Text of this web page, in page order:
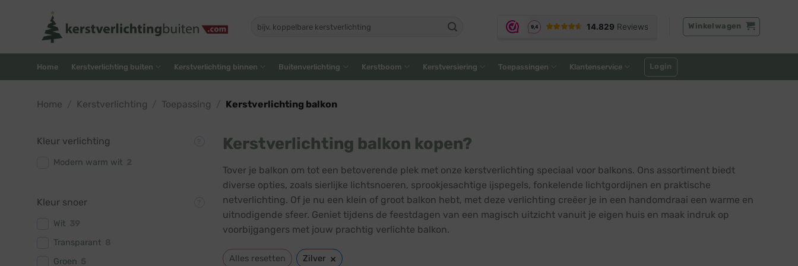
naar:
Winkelwagen
Home Kerstverlichting buiten Kerstverlichting binnen Buitenverlichting Kerstboom Kerstversiering Toepassingen Klantenservice Login
Home Kerstverlichting Toepassing Kerstverlichting balkon
Kleur verlichting
Modern warm wit
Kleur snoer
Wit
Transparant
Groen
Kerstverlichting balkon kopen?
Tover je balkon om tot een betoverende plek met onze kerstverlichting speciaal voor balkons. Ons assortiment biedt
diverse opties, zoals sierlijke lichtsnoeren, sprookjesachtige ijspegels, fonkelende lichtgordijnen en praktische
netverlichting. Of je nu een klein of groot balkon hebt, met deze verlichting creëer je in een handomdraai een warme en
uitnodigende sfeer. Geniet tijdens de feestdagen van een magisch uitzicht vanuit je eigen huis en maak indruk op
voorbijgangers met jouw prachtig verlichte balkon.
Alles resetten Zilver ×